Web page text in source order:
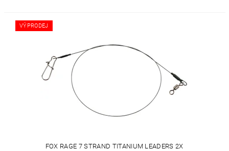
VÝPRODEJ
FOX RAGE 7 STRAND TITANIUM LEADERS 2X